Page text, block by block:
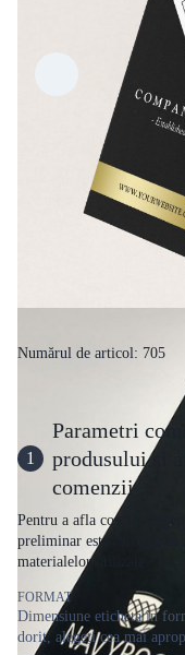
Numărul de articol: 705
1
Parametri
produsului și
comenzii
Pentru a afla costul,
preliminar este calculat în
materialelor utilizate.
FORMAT
Dimensiune etichetă în
dorit, alegeți cea mai